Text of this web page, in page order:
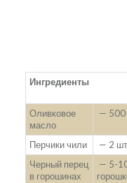
Ингредиенты
Оливковое
масло
— 500
Перчики чили
— 2
Черный перец
в горошинах
— 5-